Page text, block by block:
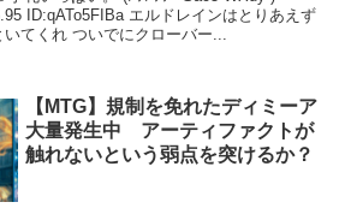
ID:qATo5FIBa エルドレインはとりあえず
サイコツと野獣再録しといてくれ ついでにクローバー...
【MTG】規制を免れたディミーア
大量発生中 アーティファクトが
触れないという弱点を突けるか？